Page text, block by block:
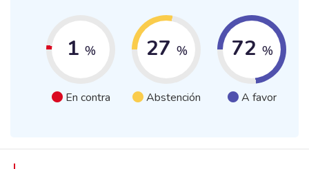
1 %
En contra
27 %
Abstención
72 %
A favor